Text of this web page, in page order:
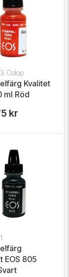
Colop
Kvalitet
ml Röd
kr
EOS 805